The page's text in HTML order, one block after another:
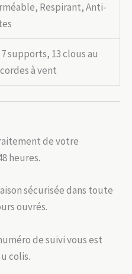
Respirant, Anti-
7 supports, 13 clous au
à vent
de votre
heures.
sécurisée dans toute
ouvrés.
de suivi vous est
colis.